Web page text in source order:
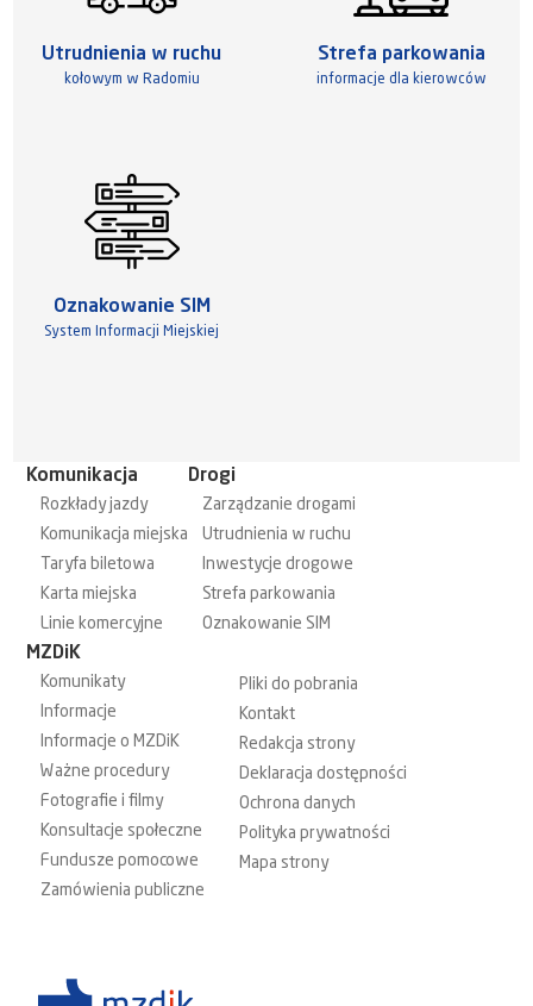
Utrudnienia w ruchu
kołowym w Radomiu
Strefa parkowania
informacje dla kierowców
Oznakowanie SIM
System Informacji Miejskiej
Komunikacja
Rozkłady jazdy
Komunikacja miejska
Taryfa biletowa
Karta miejska
Linie komercyjne
Drogi
Zarządzanie drogami
Utrudnienia w ruchu
Inwestycje drogowe
Strefa parkowania
Oznakowanie SIM
MZDiK
Komunikaty
Informacje
Informacje o MZDiK
Ważne procedury
Fotografie i filmy
Konsultacje społeczne
Fundusze pomocowe
Zamówienia publiczne
Pliki do pobrania
Kontakt
Redakcja strony
Deklaracja dostępności
Ochrona danych
Polityka prywatności
Mapa strony